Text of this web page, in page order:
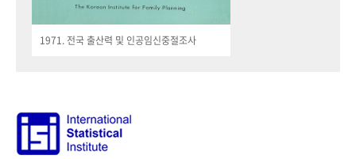
1971. 전국 출산력 및 인공임신중절조사